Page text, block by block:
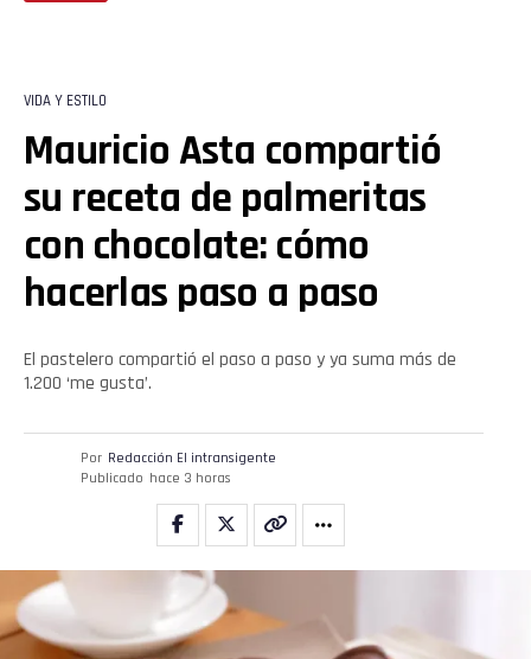
VIDA Y ESTILO
Mauricio Asta compartió
su receta de palmeritas
con chocolate: cómo
hacerlas paso a paso
El pastelero compartió el paso a paso y ya suma más de
1.200 ‘me gusta’.
Por Redacción El intransigente
Publicado hace 3 horas